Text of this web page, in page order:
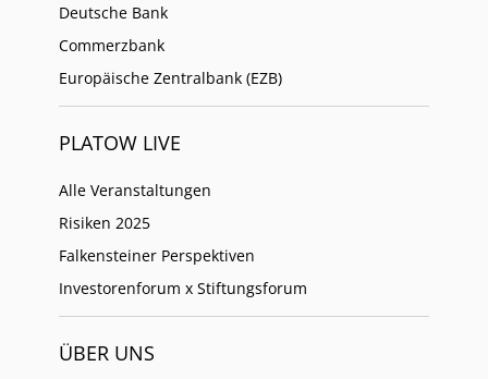
Deutsche Bank
Commerzbank
Europäische Zentralbank (EZB)
PLATOW LIVE
Alle Veranstaltungen
Risiken 2025
Falkensteiner Perspektiven
Investorenforum x Stiftungsforum
ÜBER UNS